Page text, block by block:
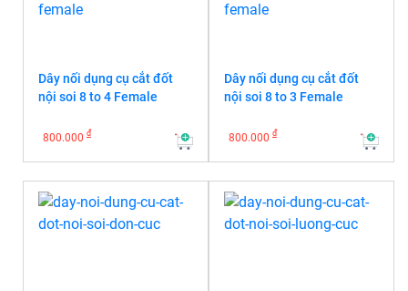
Dây nối dụng cụ cắt đốt
nội soi 8 to 4 Female
800.000 đ
Dây nối dụng cụ cắt đốt
nội soi 8 to 3 Female
800.000 đ